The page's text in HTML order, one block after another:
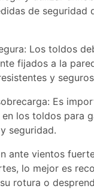
de seguridad
Los toldos
fijados a la
y
Es
los toldos para
seguridad.
ante vientos
lo mejor es
rotura o